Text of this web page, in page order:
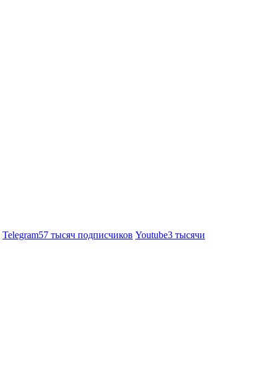
Telegram57 тысяч подписчиков Youtube3 тысячи